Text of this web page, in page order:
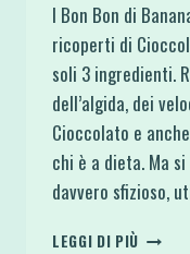
I Bon Bon di
ricoperti di
soli 3 ingredienti.
dell’algida, dei
Cioccolato e
chi è a dieta. Ma
davvero sfizioso,
LEGGI DI PIÙ BON